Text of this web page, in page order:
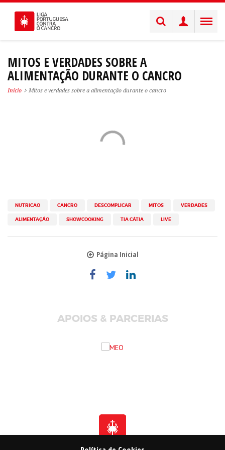
MITOS E VERDADES SOBRE A
ALIMENTAÇÃO DURANTE O CANCRO
Início Mitos e verdades sobre a alimentação durante o cancro
NUTRICAO CANCRO DESCOMPLICAR MITOS VERDADES
ALIMENTAÇÃO SHOWCOOKING TIA CÁTIA LIVE
Página Inicial
APOIOS & PARCERIAS